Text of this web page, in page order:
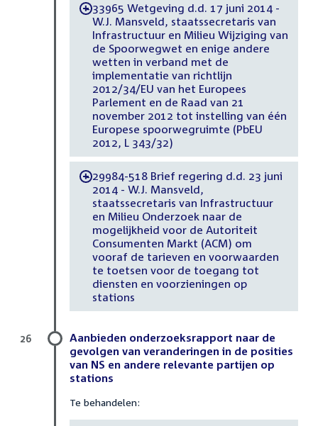
-33965 Wetgeving d.d. 17 juni 2014 -
W.J. Mansveld, staatssecretaris van
Infrastructuur en Milieu Wijziging van
de Spoorwegwet en enige andere
wetten in verband met de
implementatie van richtlijn
2012/34/EU van het Europees
Parlement en de Raad van 21
november 2012 tot instelling van één
Europese spoorwegruimte (PbEU
2012, L 343/32)
-29984-518 Brief regering d.d. 23 juni
2014 - W.J. Mansveld,
staatssecretaris van Infrastructuur
en Milieu Onderzoek naar de
mogelijkheid voor de Autoriteit
Consumenten Markt (ACM) om
vooraf de tarieven en voorwaarden
te toetsen voor de toegang tot
diensten en voorzieningen op
stations
Aanbieden onderzoeksrapport naar de
gevolgen van veranderingen in de posities
van NS en andere relevante partijen op
stations
Te behandelen:
26